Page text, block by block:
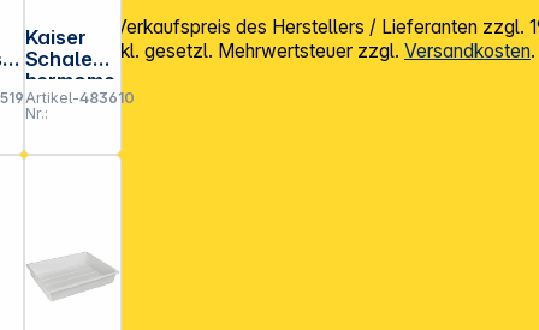
Kaiser
Schalent
hermome
ter 4083
Artikel-
Nr.:
483610
Verkaufspreis des Herstellers / Lieferanten zzgl.
Alle Preise exkl. gesetzl. Mehrwertsteuer zzgl. Versandkosten.